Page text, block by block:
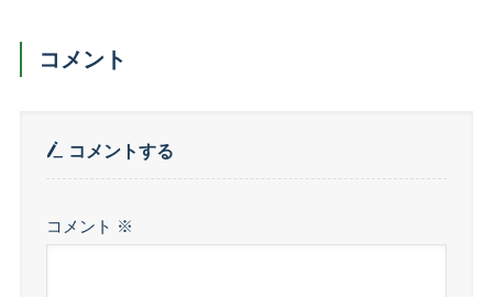
コメント
コメントする
コメント ※